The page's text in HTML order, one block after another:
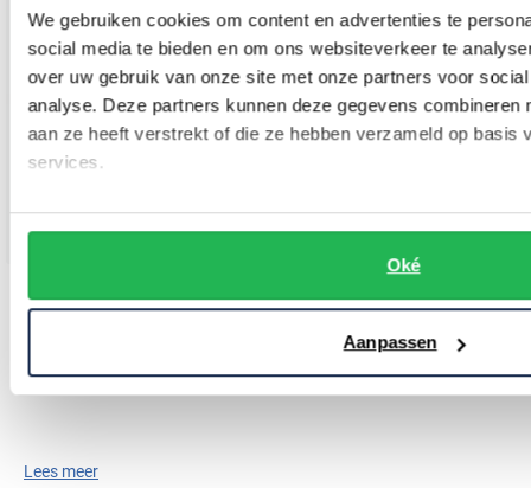
We gebruiken cookies om content en advertenties te
social media te bieden en om ons websiteverkeer te
over uw gebruik van onze site met onze partners voor
analyse. Deze partners kunnen deze gegevens combineren
aan ze heeft verstrekt of die ze hebben verzameld op basis
services.
Oké
Aanpassen
Meyer
€ 109,99
Lees meer